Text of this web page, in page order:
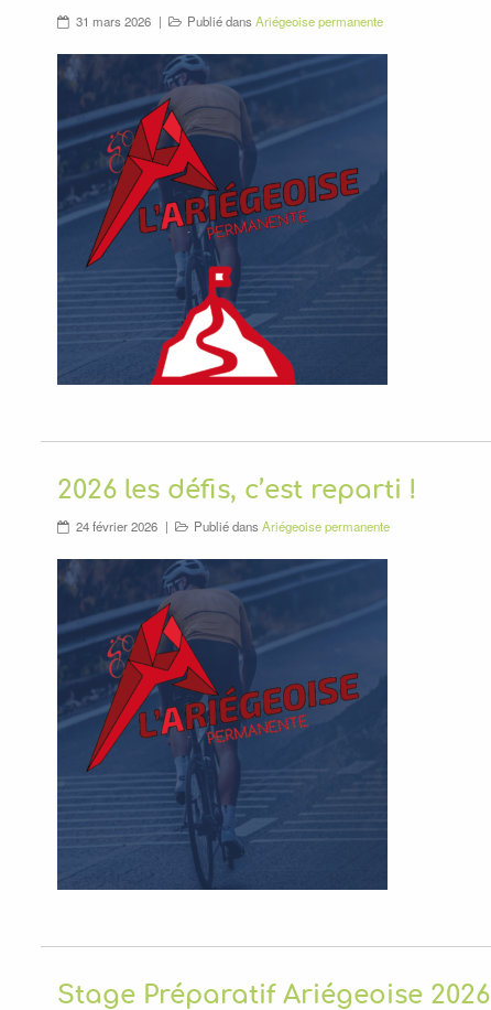
31 mars 2026 Publié dansAriégeoise permanente
2026 les défis, c’est reparti !
24 février 2026 Publié dansAriégeoise permanente
Stage Préparatif Ariégeoise 2026